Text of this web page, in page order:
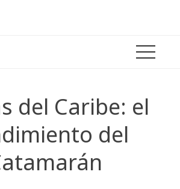
del Caribe: el
del